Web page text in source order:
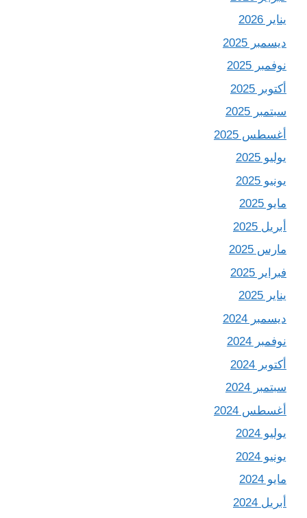
يناير 2026
ديسمبر 2025
نوفمبر 2025
أكتوبر 2025
سبتمبر 2025
أغسطس 2025
يوليو 2025
يونيو 2025
مايو 2025
أبريل 2025
مارس 2025
فبراير 2025
يناير 2025
ديسمبر 2024
نوفمبر 2024
أكتوبر 2024
سبتمبر 2024
أغسطس 2024
يوليو 2024
يونيو 2024
مايو 2024
أبريل 2024